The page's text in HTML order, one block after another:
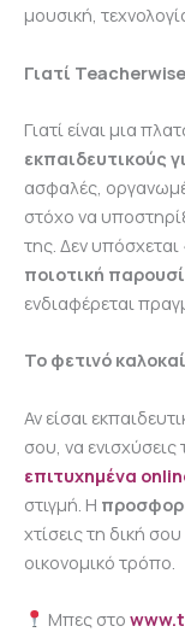
μουσική,
Γιατί
Γιατί είναι μια
εκπαιδευτικούς
ασφαλές,
στόχο να
της. Δεν
ποιοτική
ενδιαφέρεται
Το φετινό
Αν είσαι
σου, να
επιτυχημένα
στιγμή. Η
χτίσεις τη δική
οικονομικό τρόπο.
Μπες στο